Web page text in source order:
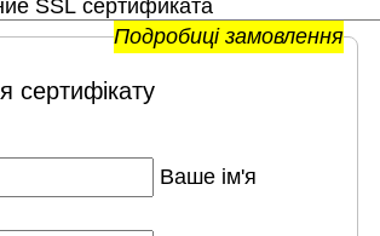
Подробиці замовлення
сертифікату
Ваше ім'я